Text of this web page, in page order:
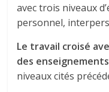
avec trois niveaux
personnel,
Le travail croisé
des
niveaux cités